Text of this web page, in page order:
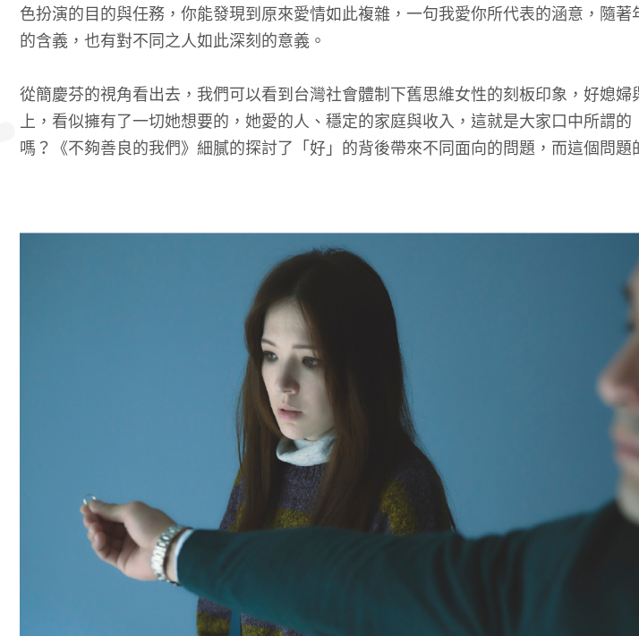
色扮演的目的與任務，你能發現到原來愛情如此複雜，一句我愛你所代表的涵意，隨
的含義，也有對不同之人如此深刻的意義。
從簡慶芬的視角看出去，我們可以看到台灣社會體制下舊思維女性的刻板印象，好媳
上，看似擁有了一切她想要的，她愛的人、穩定的家庭與收入，這就是大家口中所謂
嗎？《不夠善良的我們》細膩的探討了「好」的背後帶來不同面向的問題，而這個問題